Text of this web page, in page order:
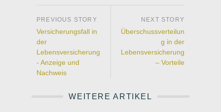
Versicherungsfall in
der
Lebensversicherung
- Anzeige und
Nachweis
Überschussverteilun
g in der
Lebensversicherung
– Vorteile
WEITERE ARTIKEL